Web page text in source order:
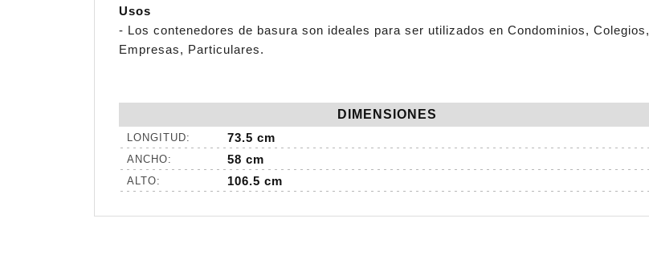
Usos
- Los contenedores de basura son ideales para ser utilizados en Condominios, Colegios,
Empresas, Particulares.
DIMENSIONES
LONGITUD: 73.5 cm
ANCHO: 58 cm
ALTO: 106.5 cm